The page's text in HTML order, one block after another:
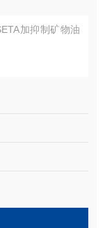
加抑制矿物油
229，SH/T 019
氧化稳定性。